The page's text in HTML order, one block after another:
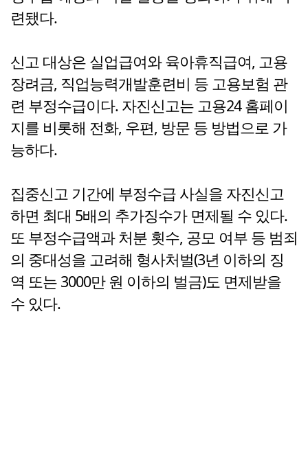
련됐다.
신고 대상은 실업급여와 육아휴직급여, 고용
장려금, 직업능력개발훈련비 등 고용보험 관
련 부정수급이다. 자진신고는 고용24 홈페이
지를 비롯해 전화, 우편, 방문 등 방법으로 가
능하다.
집중신고 기간에 부정수급 사실을 자진신고
하면 최대 5배의 추가징수가 면제될 수 있다.
또 부정수급액과 처분 횟수, 공모 여부 등 범죄
의 중대성을 고려해 형사처벌(3년 이하의 징
역 또는 3000만 원 이하의 벌금)도 면제받을
수 있다.